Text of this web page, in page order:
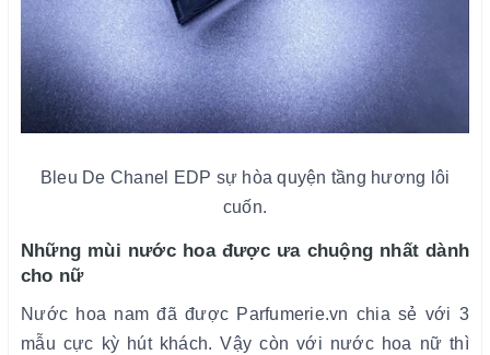
Bleu De Chanel EDP sự hòa quyện tầng hương lôi
cuốn.
Những mùi nước hoa được ưa chuộng nhất dành
cho nữ
Nước hoa nam đã được Parfumerie.vn chia sẻ với 3
mẫu cực kỳ hút khách. Vậy còn với nước hoa nữ thì